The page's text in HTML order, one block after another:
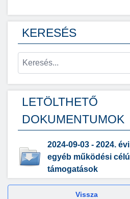
KERESÉS
LETÖLTHETŐ
DOKUMENTUMOK
2024-09-03 - 2024. évi
egyéb működési célú
támogatások
Vissza